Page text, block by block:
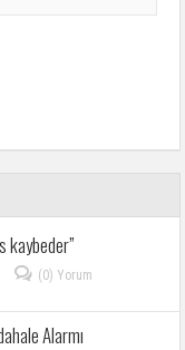
kaybeder”
(0) Yorum
Alarmı